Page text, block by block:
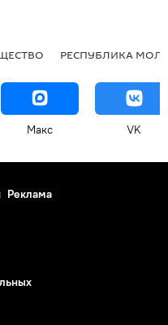
РЕСПУБЛИКА
Макс VK
Реклама